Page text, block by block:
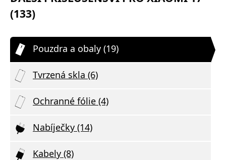
(133)
Pouzdra a obaly (19)
Tvrzená skla (6)
Ochranné fólie (4)
Nabíječky (14)
Kabely (8)